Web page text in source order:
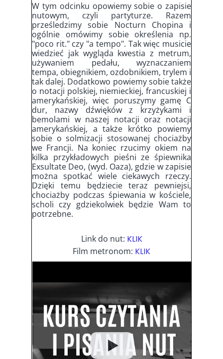
W tym odcinku opowiemy sobie o zapisie
nutowym, czyli partyturze. Razem
prześledzimy sobie Nocturn Chopina i
ogólnie omówimy sobie określenia np.
"poco rit." czy "a tempo". Tak więc musicie
wiedzieć jak wygląda kwestia z metrum,
używaniem pedału, wyznaczaniem
tempa, obiegnikiem, ozdobnikiem, trylem i
tak dalej. Dodatkowo powiemy sobie także
o notacji polskiej, niemieckiej, francuskiej i
amerykańskiej, więc poruszymy gamę C
dur, nazwy dźwięków z krzyżykami i
bemolami w naszej notacji oraz notacji
amerykańskiej, a także krótko powiemy
sobie o solmizacji stosowanej chociażby
we Francji. Na koniec rzucimy okiem na
kilka przykładowych pieśni ze śpiewnika
Exsultate Deo, (wyd. Oaza), gdzie w zapisie
można spotkać wiele ciekawych rzeczy.
Dzięki temu będziecie teraz pewniejsi,
chociażby podczas śpiewania w kościele,
scholi czy gdziekolwiek będzie Wam to
potrzebne.
Link do nut: KLIK
Film metronom: KLIK